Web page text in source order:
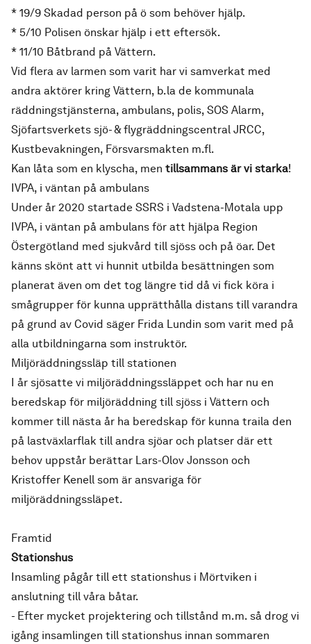
* 19/9 Skadad person på ö som behöver hjälp.
* 5/10 Polisen önskar hjälp i ett eftersök.
* 11/10 Båtbrand på Vättern.
Vid flera av larmen som varit har vi samverkat med
andra aktörer kring Vättern, b.la de kommunala
räddningstjänsterna, ambulans, polis, SOS Alarm,
Sjöfartsverkets sjö- & flygräddningscentral JRCC,
Kustbevakningen, Försvarsmakten m.fl.
Kan låta som en klyscha, men tillsammans är vi starka!
IVPA, i väntan på ambulans
Under år 2020 startade SSRS i Vadstena-Motala upp
IVPA, i väntan på ambulans för att hjälpa Region
Östergötland med sjukvård till sjöss och på öar. Det
känns skönt att vi hunnit utbilda besättningen som
planerat även om det tog längre tid då vi fick köra i
smågrupper för kunna upprätthålla distans till varandra
på grund av Covid säger Frida Lundin som varit med på
alla utbildningarna som instruktör.
Miljöräddningssläp till stationen
I år sjösatte vi miljöräddningssläppet och har nu en
beredskap för miljöräddning till sjöss i Vättern och
kommer till nästa år ha beredskap för kunna traila den
på lastväxlarflak till andra sjöar och platser där ett
behov uppstår berättar Lars-Olov Jonsson och
Kristoffer Kenell som är ansvariga för
miljöräddningssläpet.
Framtid
Stationshus
Insamling pågår till ett stationshus i Mörtviken i
anslutning till våra båtar.
- Efter mycket projektering och tillstånd m.m. så drog vi
igång insamlingen till stationshus innan sommaren